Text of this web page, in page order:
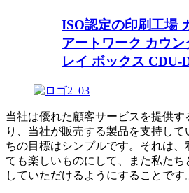
ISO認定の印刷工場
アートワーク カウ
レイ ボックス CDU-
当社は優れた顧客サービスを提供
り、当社が販売する製品を支持して
ちの目標はシンプルです。それは、
ても楽しいものにして、また私たち
していただけるようにすることです